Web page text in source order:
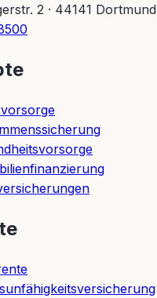
2 · 44141 Dortmund